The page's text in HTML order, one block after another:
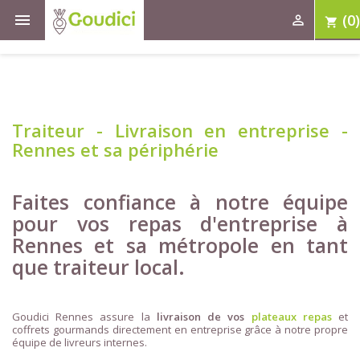
 shopping_cart (0)

Traiteur - Livraison en entreprise -
Rennes et sa périphérie
Faites confiance à notre équipe
pour vos repas d'entreprise à
Rennes et sa métropole en tant
que traiteur local.
Goudici Rennes assure la livraison de vos plateaux repaset
coffrets gourmands directement en entreprise grâce à notre propre
équipe de livreurs internes.